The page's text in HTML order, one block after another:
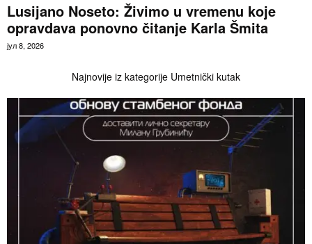
Lusijano Noseto: Živimo u vremenu koje
opravdava ponovno čitanje Karla Šmita
јул 8, 2026
Najnovije iz kategorije Umetnički kutak